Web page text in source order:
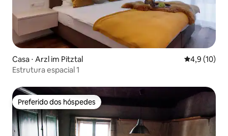
Casa ⋅ Arzl im Pitztal 4,9 de uma
4,9 (10)
Estrutura espacial 1
Preferido dos hóspedes
Preferido dos hóspedes